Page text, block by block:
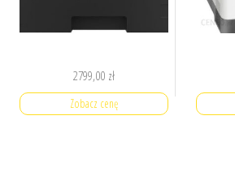
2799,00 zł
Zobacz cenę